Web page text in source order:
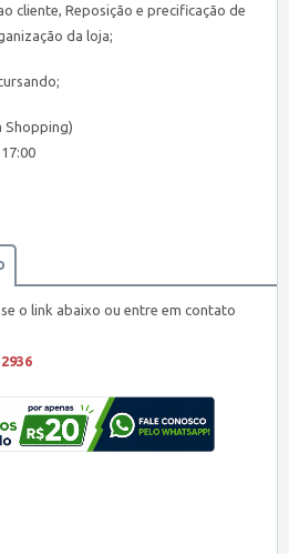
cliente, Reposição e precificação de
da loja;
Shopping)
o link abaixo ou entre em contato